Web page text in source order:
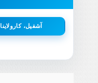
آشفيل،